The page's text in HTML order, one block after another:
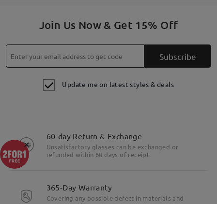
Join Us Now & Get 15% Off
Subscribe
Update me on latest styles & deals
60-day Return & Exchange
Unsatisfactory glasses can be exchanged or
refunded within 60 days of receipt.
365-Day Warranty
Covering any possible defect in materials and
×